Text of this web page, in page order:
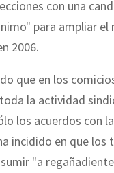
con una
para ampliar el
2006.
que en los
la actividad
los acuerdos con
incidido en que los
"a